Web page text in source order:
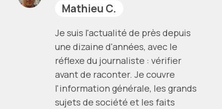
Mathieu C.
Je suis l'actualité de près depuis
une dizaine d'années, avec le
réflexe du journaliste : vérifier
avant de raconter. Je couvre
l'information générale, les grands
sujets de société et les faits